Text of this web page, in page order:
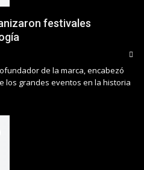
festivales
de la marca, encabezó
los grandes eventos en la historia